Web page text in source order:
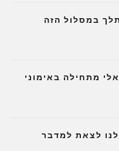
במסלול הזה
מתחילה באימוני
לצאת למדבר